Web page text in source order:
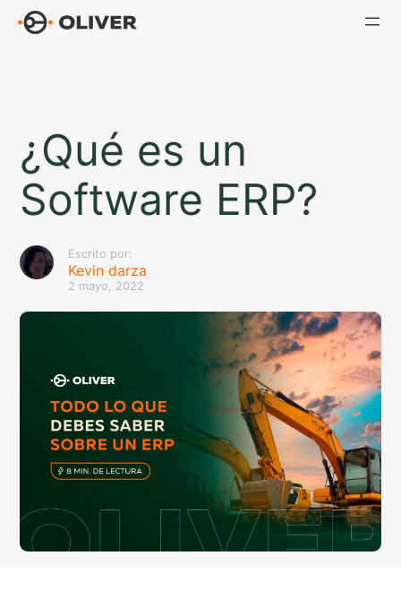
Saltar
¿Qué es un
Software ERP?
Escrito por:
Kevin darza
2 mayo, 2022